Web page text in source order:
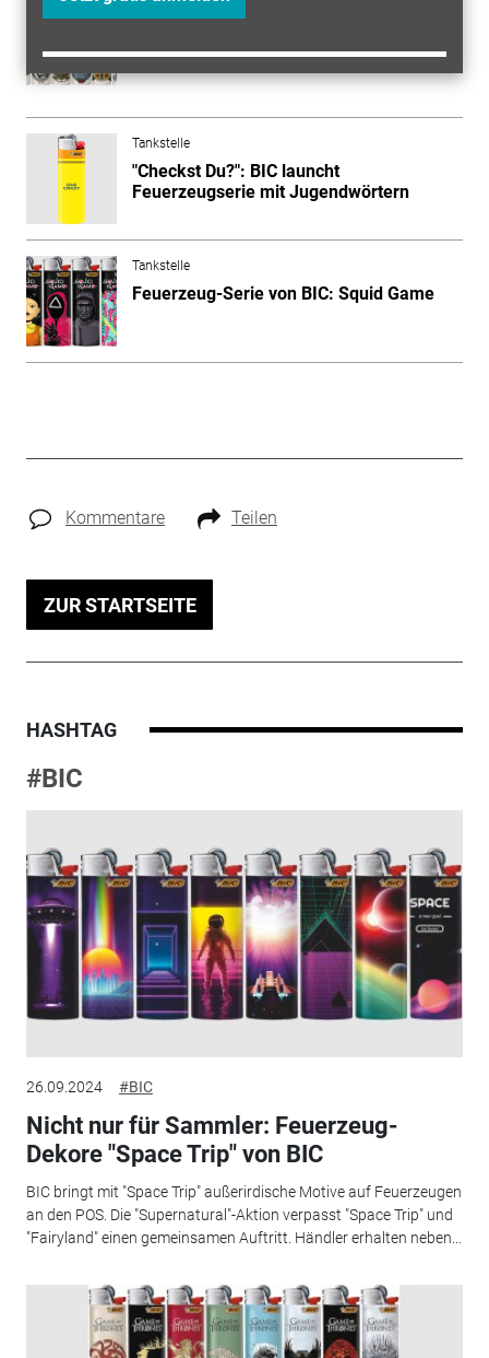
Tankstelle
Fünf neue Feuerzeugserien von BIC
Tankstelle
"Checkst Du?": BIC launcht
Feuerzeugserie mit Jugendwörtern
Tankstelle
Feuerzeug-Serie von BIC: Squid Game
Kommentare Teilen
ZUR STARTSEITE
HASHTAG
#BIC
26.09.2024 #BIC
Nicht nur für Sammler: Feuerzeug-
Dekore "Space Trip" von BIC
BIC bringt mit "Space Trip" außerirdische Motive auf Feuerzeugen
an den POS. Die "Supernatural"-Aktion verpasst "Space Trip" und
"Fairyland" einen gemeinsamen Auftritt. Händler erhalten neben...